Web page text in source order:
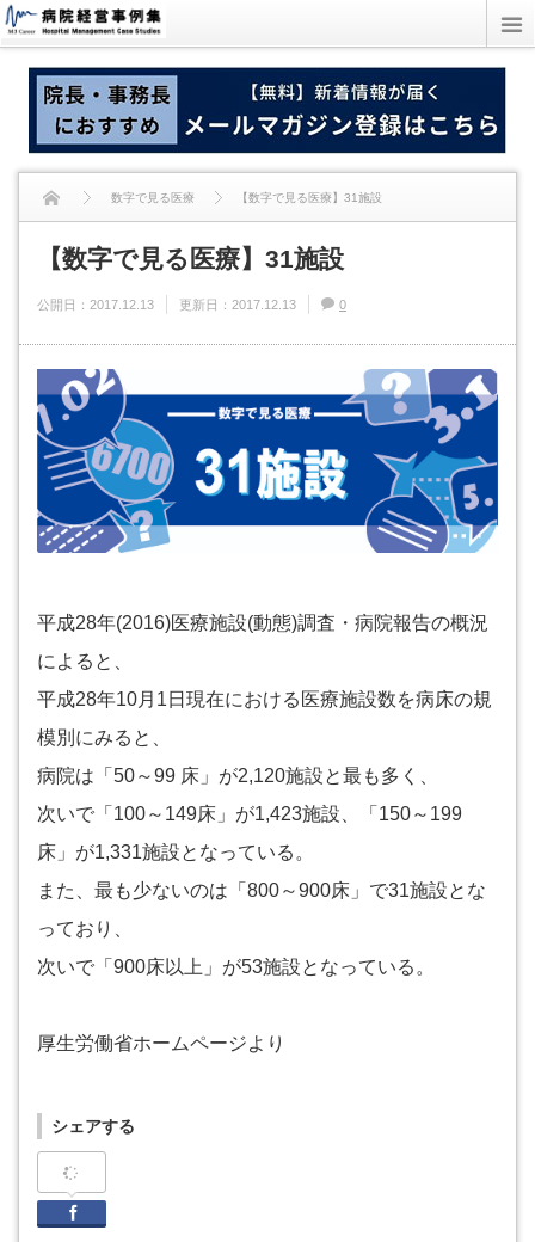
数字で見る医療 【数字で見る医療】31施設
【数字で見る医療】31施設
公開日： 2017.12.13 更新日： 2017.12.13 0
平成28年(2016)医療施設(動態)調査・病院報告の概況
によると、
平成28年10月1日現在における医療施設数を病床の規
模別にみると、
病院は「50～99 床」が2,120施設と最も多く、
次いで「100～149床」が1,423施設、「150～199
床」が1,331施設となっている。
また、最も少ないのは「800～900床」で31施設とな
っており、
次いで「900床以上」が53施設となっている。
厚生労働省ホームページより
シェアする